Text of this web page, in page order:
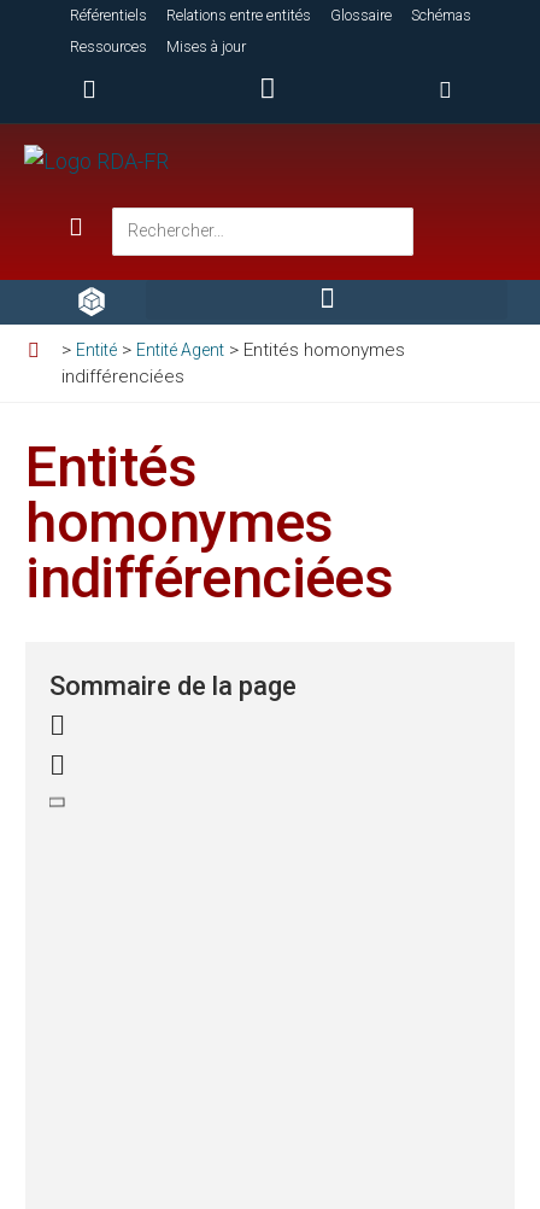
Référentiels Relations entre entités Glossaire
Schémas
Ressources
Mises à jour
Entité > Entité Agent > Entités homonymes
indifférenciées
Entités
homonymes
indifférenciées
Sommaire de la page